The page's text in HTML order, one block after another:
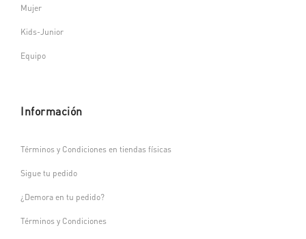
Mujer
Kids-Junior
Equipo
Información
Términos y Condiciones en tiendas físicas
Sigue tu pedido
¿Demora en tu pedido?
Términos y Condiciones